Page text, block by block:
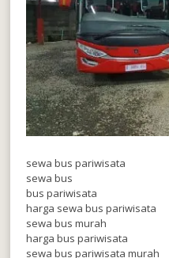
sewa bus pariwisata
sewa bus
bus pariwisata
harga sewa bus pariwisata
sewa bus murah
harga bus pariwisata
sewa bus pariwisata murah